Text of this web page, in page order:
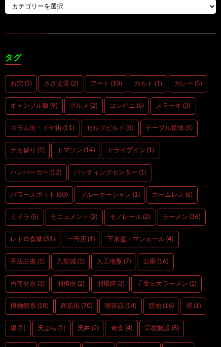
タグ
お穴 (5) さざえ堂 (2) アート (10) カルト (1) カレー (5)
ギャンブル飯 (9) グルメ (2) コンビニ (6) ステーキ (3)
スラム街・ドヤ街 (11) セルフビルド (5) テーブル筐体 (5)
デカ盛り (1) トマソン (14) ドライブイン (1)
ハンバーガー (12) バッティングセンター (1)
パワースポット (60) ブルーオーシャン (1) ホームレス (6)
ミイラ (5) モニュメント (2) モノレール (2) ラーメン (36)
レトロ食堂 (31) 一号店 (1) 下水道・マンホール (4)
不法占拠 (1) 九龍城 (1) 人工地盤 (7) 公園 (16)
円筒分水 (3) 刑務所 (2) 刑場跡 (3) 千葉三大ラーメン (1)
博物館系 (18) 商店街 (70) 喫茶店 (14) 団地 (16) 塔 (1)
塚 (1) 天ぷら (1) 天丼 (2) 奇食 (4) 宗教施設 (8)